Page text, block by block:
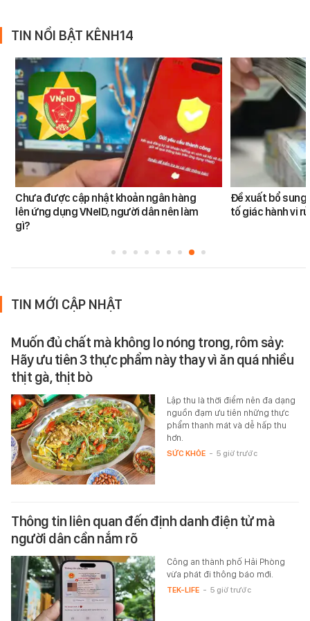
TIN NỔI BẬT KÊNH14
Chưa được cập nhật khoản ngân hàng
lên ứng dụng VNeID, người dân nên làm
gì?
Đề xuất bổ
tố giác hành vi
TIN MỚI CẬP NHẬT
Muốn đủ chất mà không lo nóng trong, rôm sảy:
Hãy ưu tiên 3 thực phẩm này thay vì ăn quá nhiều
thịt gà, thịt bò
Lập thu là thời điểm nên đa dạng
nguồn đạm ưu tiên những thực
phẩm thanh mát và dễ hấp thu
hơn.
SỨC KHỎE - 5 giờ trước
Thông tin liên quan đến định danh điện tử mà
người dân cần nắm rõ
Công an thành phố Hải Phòng
vừa phát đi thông báo mới.
TEK-LIFE - 5 giờ trước